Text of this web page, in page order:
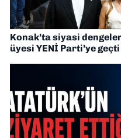
Konak’ta siyasi
üyesi YENİ Parti’ye geçti